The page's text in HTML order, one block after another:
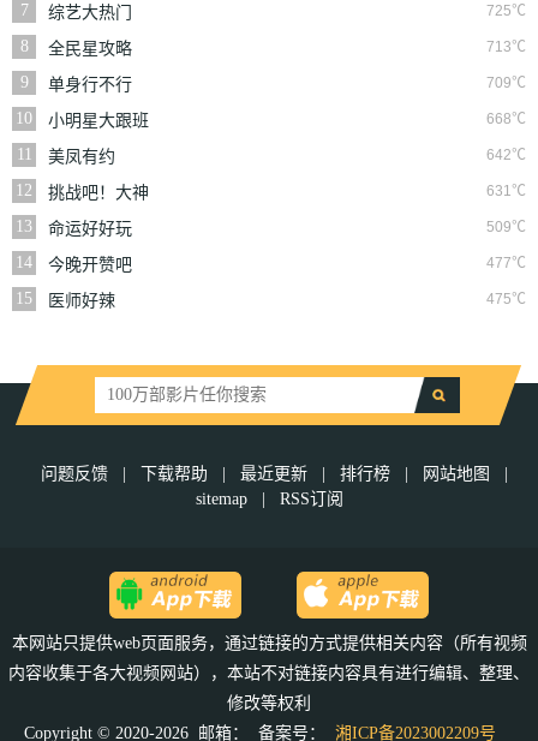
7
725℃
综艺大热门
8
713℃
全民星攻略
9
709℃
单身行不行
10
668℃
小明星大跟班
11
642℃
美凤有约
12
631℃
挑战吧！大神
13
509℃
命运好好玩
14
477℃
今晚开赞吧
15
475℃
医师好辣
问题反馈 下载帮助 最近更新 排行榜 网站地图
sitemap
RSS订阅
本网站只提供web页面服务，通过链接的方式提供相关内容（所有视频
内容收集于各大视频网站），本站不对链接内容具有进行编辑、整理、
修改等权利
Copyright © 2020-2026 邮箱：
备案号： 湘ICP备2023002209号